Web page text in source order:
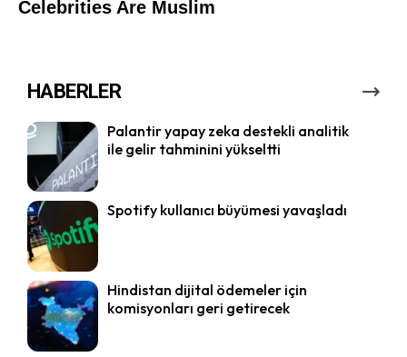
HABERLER
Palantir yapay zeka destekli analitik
ile gelir tahminini yükseltti
Spotify kullanıcı büyümesi yavaşladı
Hindistan dijital ödemeler için
komisyonları geri getirecek